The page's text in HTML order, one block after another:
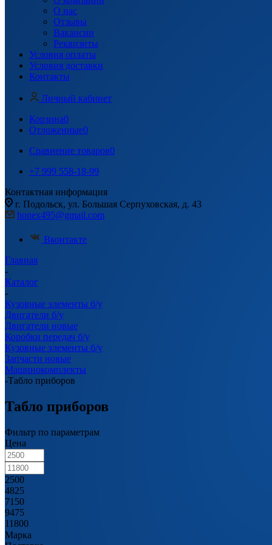
О нас
Отзывы
Вакансии
Реквизиты
Условия оплаты
Условия доставки
Контакты
Личный кабинет
Корзина0
Отложенные0
Сравнение товаров0
+7 999 558-18-99
Контактная информация
г. Подольск, ул. Большая Серпуховская, д. 43
honex495@gmail.com
Вконтакте
Главная
-
Каталог
-
Кузовные элементы б/у
Двигатели б/у
Двигатели новые
Коробки передач б/у
Кузовные элементы б/у
Запчасти новые
Машинокомплекты
-Табло приборов
Табло приборов
Фильтр по параметрам
Цена
2500
4825
7150
9475
11800
Марка